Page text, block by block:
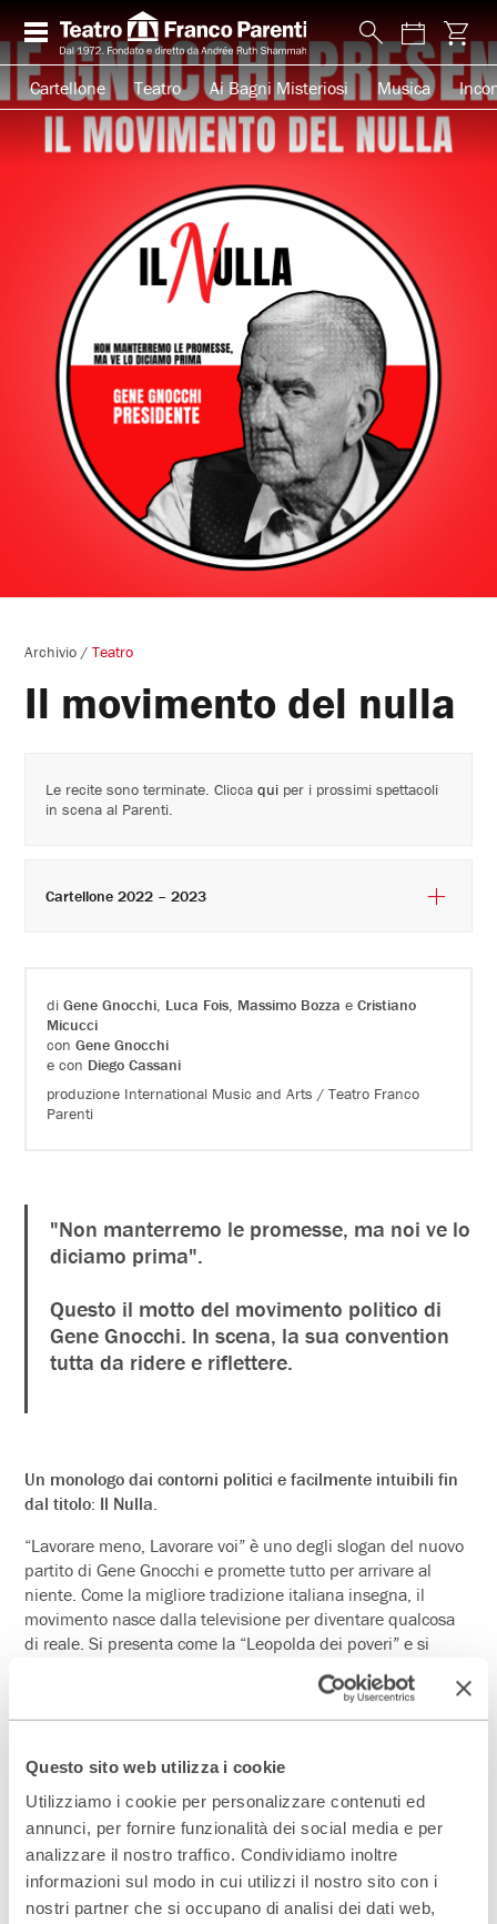
Questo sito web utilizza i cookie
Utilizziamo i cookie per personalizzare contenuti ed
annunci, per fornire funzionalità dei social media e per
analizzare il nostro traffico. Condividiamo inoltre
informazioni sul modo in cui utilizzi il nostro sito con i
nostri partner che si occupano di analisi dei dati web,
Cartellone Teatro Ai Bagni Misteriosi Musica
Archivio /Teatro
Il movimento del nulla
diGene Gnocchi Luca Fois Massimo Bozza eCristiano
Micucci
conGene Gnocchi
e con Diego Cassani
produzione International Music and Arts / Teatro Franco
Parenti
"Non manterremo le promesse, ma noi ve lo
diciamo prima".
Questo il motto del movimento politico di
Gene Gnocchi. In scena, la sua convention
tutta da ridere e riflettere.
Un monologo dai contorni politici e facilmente intuibili fin
dal titolo: Il Nulla.
“Lavorare meno, Lavorare voi” è uno degli slogan del nuovo
partito di Gene Gnocchi e promette tutto per arrivare al
niente. Come la migliore tradizione italiana insegna, il
movimento nasce dalla televisione per diventare qualcosa
di reale. Si presenta come la “Leopolda dei poveri” e si
energetica non hanno eliminato fino ad arrivare ad azzerare
quanto fatto finora, fare tabula rasa per lasciare un foglio
È la parodia della politica di oggi, uno show politicamente
scorretto,che si trasforma in un vero movimento con tanto
di inno e con tessere del partito e gadget elettorali
disponibili a fine replica!
Le recite sono terminate. Cliccaqui per i prossimi spettacoli
in scena al Parenti.
Cartellone 2022 – 2023